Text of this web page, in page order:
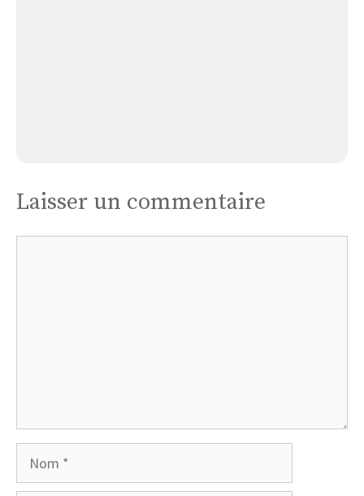
Laisser un commentaire